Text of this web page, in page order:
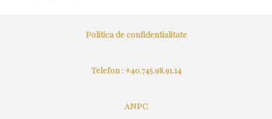
Politica de confidentialitate
Telefon : +40.745.98.91.14
ANPC